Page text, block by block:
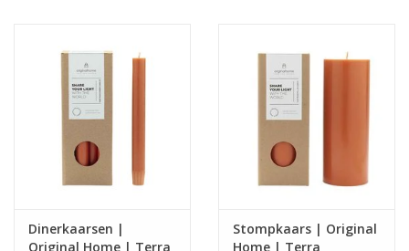
Huisparfums
Merken
Dinerkaarsen |
Original Home | Terra
Stompkaars | Original
Home | Terra